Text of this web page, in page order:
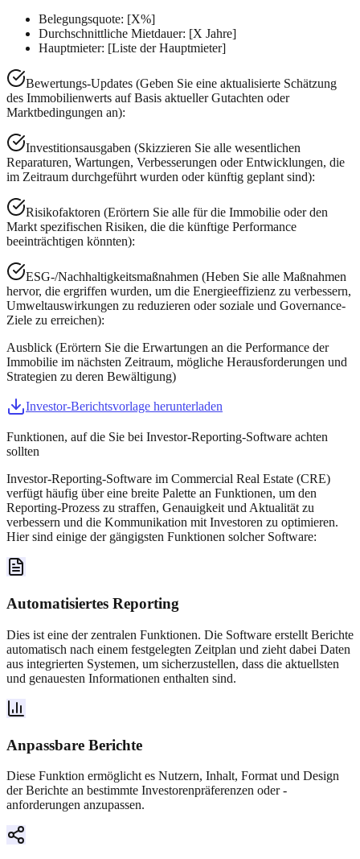
Belegungsquote: [X%]
Durchschnittliche Mietdauer: [X Jahre]
Hauptmieter: [Liste der Hauptmieter]
Bewertungs-Updates (Geben Sie eine aktualisierte Schätzung
des Immobilienwerts auf Basis aktueller Gutachten oder
Marktbedingungen an):
Investitionsausgaben (Skizzieren Sie alle wesentlichen
Reparaturen, Wartungen, Verbesserungen oder Entwicklungen, die
im Zeitraum durchgeführt wurden oder künftig geplant sind):
Risikofaktoren (Erörtern Sie alle für die Immobilie oder den
Markt spezifischen Risiken, die die künftige Performance
beeinträchtigen könnten):
ESG-/Nachhaltigkeitsmaßnahmen (Heben Sie alle Maßnahmen
hervor, die ergriffen wurden, um die Energieeffizienz zu verbessern,
Umweltauswirkungen zu reduzieren oder soziale und Governance-
Ziele zu erreichen):
Ausblick (Erörtern Sie die Erwartungen an die Performance der
Immobilie im nächsten Zeitraum, mögliche Herausforderungen und
Strategien zu deren Bewältigung)
Investor-Berichtsvorlage herunterladen
Funktionen, auf die Sie bei Investor-Reporting-Software achten
sollten
Investor-Reporting-Software im Commercial Real Estate (CRE)
verfügt häufig über eine breite Palette an Funktionen, um den
Reporting-Prozess zu straffen, Genauigkeit und Aktualität zu
verbessern und die Kommunikation mit Investoren zu optimieren.
Hier sind einige der gängigsten Funktionen solcher Software:
Automatisiertes Reporting
Dies ist eine der zentralen Funktionen. Die Software erstellt Berichte
automatisch nach einem festgelegten Zeitplan und zieht dabei Daten
aus integrierten Systemen, um sicherzustellen, dass die aktuellsten
und genauesten Informationen enthalten sind.
Anpassbare Berichte
Diese Funktion ermöglicht es Nutzern, Inhalt, Format und Design
der Berichte an bestimmte Investorenpräferenzen oder -
anforderungen anzupassen.